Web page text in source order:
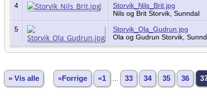
4
Storvik_Nils_Brit.jpg
Nils og Brit Storvik, Sunndal
5
Storvik_Ola_Gudrun.jpg
Ola og Gudrun Storvik,
» Vis alle «Forrige «1 33 34 35 36